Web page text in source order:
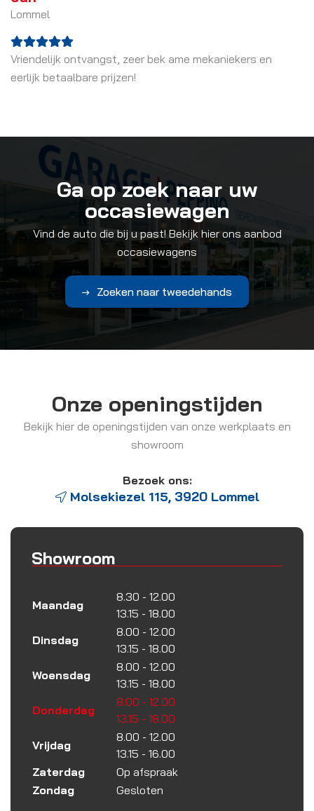
Lommel
Vriendelijk ontvangst, zeer bek ame mekaniekers en
eerlijk betaalbare prijzen!
Ga op zoek naar uw
occasiewagen
Vind de auto die bij u past! Bekijk hier ons aanbod
occasiewagens
Zoeken naar tweedehands
Onze openingstijden
Bekijk hier de openingstijden van onze werkplaats en
showroom
Bezoek ons:
Molsekiezel 115, 3920 Lommel
Showroom
Maandag
8.30 - 12.00
13.15 - 18.00
Dinsdag
8.00 - 12.00
13.15 - 18.00
Woensdag
8.00 - 12.00
13.15 - 18.00
Donderdag
8.00 - 12.00
13.15 - 18.00
Vrijdag
8.00 - 12.00
13.15 - 16.00
Zaterdag
Op afspraak
Zondag
Gesloten